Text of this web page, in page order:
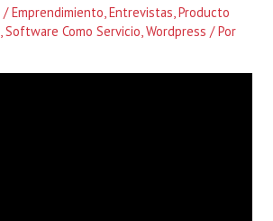
/Emprendimiento,Entrevistas,Producto
,Software Como Servicio,Wordpress / Por